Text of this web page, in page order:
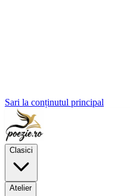
Sari la conținutul principal
Clasici
Atelier